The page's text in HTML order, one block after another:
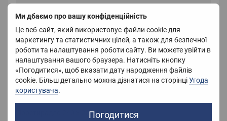
Ми дбаємо про вашу конфіденційність
Це веб-сайт, який використовує файли cookie для
маркетингу та статистичних цілей, а також для безпечної
роботи та налаштування роботи сайту. Ви можете увійти в
налаштування вашого браузера. Натисніть кнопку
«Погодитися», щоб вказати дату народження файлів
cookie. Більш детально можна дізнатися на сторінціУгода
користувача.
Погодитися
Вага 3200 г
Опис
Плюшева постільна білизна з мікрофібри
Простирадло 240 х 220